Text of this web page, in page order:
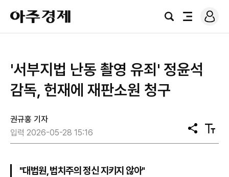
아
주
경
검
전
로
그
'서부지법 난동 촬영 유죄' 정윤석
감독, 헌재에 재판소원 청구
권규홍 기자
입력 2026-05-28 15:16
공
유
텍
스
"대법원, 법치주의 정신 지키지 않아"